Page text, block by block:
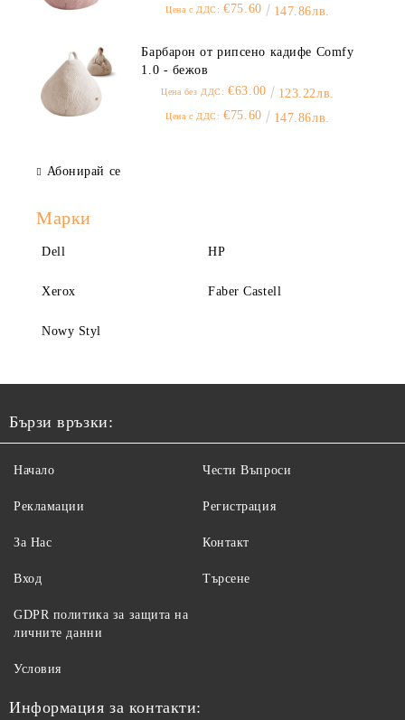
Цена с ДДС: €75.60 147.86лв.
Барбарон от рипсено кадифе Comfy
1.0 - бежов
Цена без ДДС: €63.00 123.22лв.
Цена с ДДС: €75.60 147.86лв.
Абонирай се
Марки
Dell HP
Xerox Faber Castell
Nowy Styl
Бързи връзки:
Начало
Рекламации
За Нас
Вход
Чести Въпроси
Регистрация
Контакт
Търсене
GDPR политика за защита на
личните данни
Условия
Информация за контакти: